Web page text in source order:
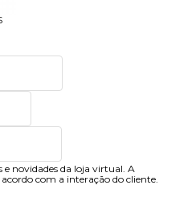
novidades da loja virtual. A
com a interação do cliente.